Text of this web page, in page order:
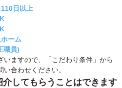
日以上
ーム
職員)
ますので、「こだわり条件」から
合わせください。
してもらうことはできます